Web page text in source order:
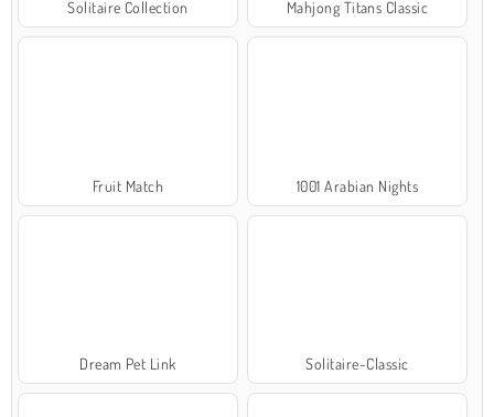
Solitaire Collection Mahjong Titans Classic
Fruit Match 1001 Arabian Nights
Dream Pet Link Solitaire-Classic